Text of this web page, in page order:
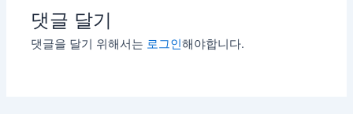
댓글 달기
댓글을 달기 위해서는 로그인해야합니다.